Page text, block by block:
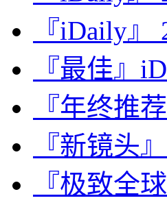
『iDaily
『最佳』
『年终推
『新镜头
『极致全